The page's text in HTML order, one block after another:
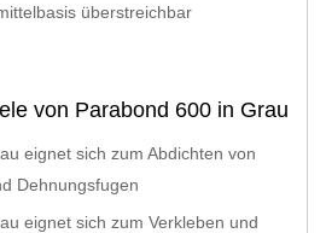
überstreichbar
von Parabond 600 in Grau
eignet sich zum Abdichten von
Dehnungsfugen
eignet sich zum Verkleben und